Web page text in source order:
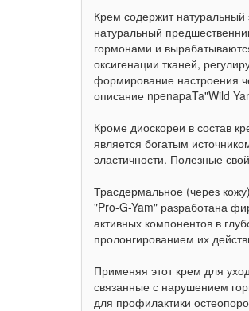
Крем содержит натуральный
натуральный
гормонами и
оксигенации тканей,
формирование настроения
описание npenapaTa"Wild
Кроме диоскореи в состав
является богатым
эластичности. Полезные
Трасдермальное (через
"Pro-G-Yam" разработана
активных компонентов в
пролонгированием их
Применяя этот крем для
связанные с нарушением
для профилактики